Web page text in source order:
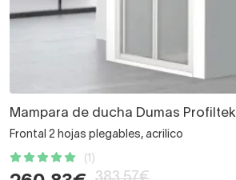
Mampara de ducha Dumas Profiltek
Frontal 2 hojas plegables, acrilico
(1)